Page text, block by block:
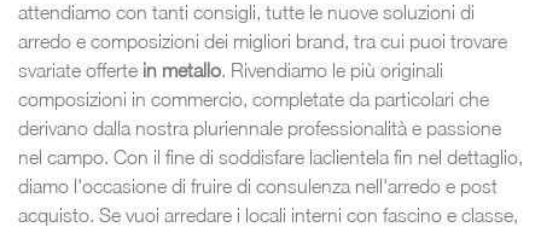
attendiamo con tanti consigli, tutte le nuove soluzioni di
arredo e composizioni dei migliori brand, tra cui puoi trovare
svariate offerte in metallo. Rivendiamo le più originali
composizioni in commercio, completate da particolari che
derivano dalla nostra pluriennale professionalità e passione
nel campo. Con il fine di soddisfare laclientela fin nel dettaglio,
diamo l'occasione di fruire di consulenza nell'arredo e post
acquisto. Se vuoi arredare i locali interni con fascino e classe,